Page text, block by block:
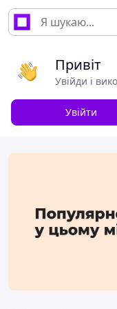
Привіт
Увійди і
Увійти